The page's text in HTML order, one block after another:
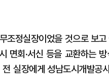
조정실장이었을 것으로 보
면회·서신 등을 교환하는
실장에게 성남도시개발공